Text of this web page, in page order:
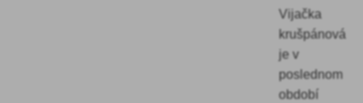
Vijačka
krušpánová
je v
poslednom
období